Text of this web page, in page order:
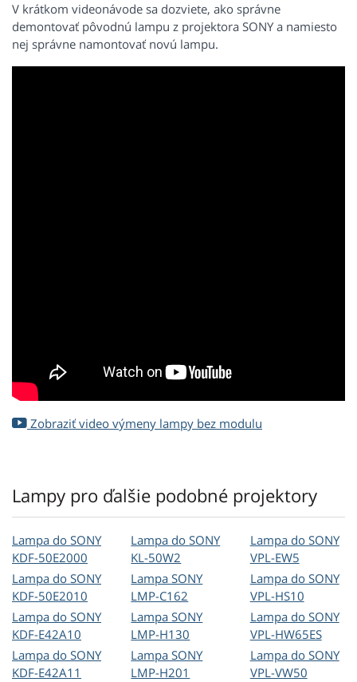
V krátkom videonávode sa dozviete, ako správne
demontovať pôvodnú lampu z projektora SONY a namiesto
nej správne namontovať novú lampu.
Zobraziť video výmeny lampy bez modulu
Lampy pro ďalšie podobné projektory
Lampa do SONY
KDF-50E2000
Lampa do SONY
KDF-50E2010
Lampa do SONY
KDF-E42A10
Lampa do SONY
KDF-E42A11
Lampa do SONY
KL-50W2
Lampa SONY
LMP-C162
Lampa SONY
LMP-H130
Lampa SONY
LMP-H201
Lampa do SONY
VPL-EW5
Lampa do SONY
VPL-HS10
Lampa do SONY
VPL-HW65ES
Lampa do SONY
VPL-VW50